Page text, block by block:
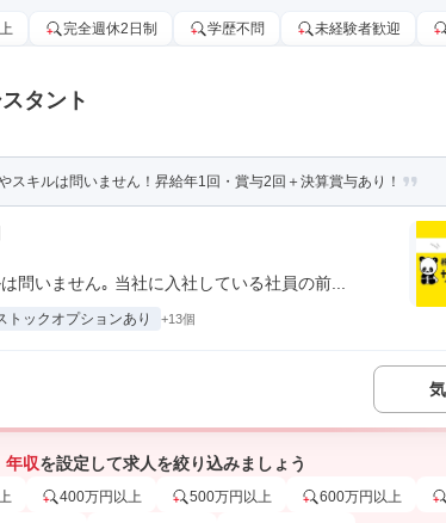
完全週休2日制 学歴不問 未経験者歓迎
タント
スキルは問いません！昇給年1回・賞与2回＋決算賞与あり！
問いません｡ 当社に入社している社員の前...
トックオプションあり +13個
年収を設定して求人を絞り込みましょう
400万円以上 500万円以上 600万円以上